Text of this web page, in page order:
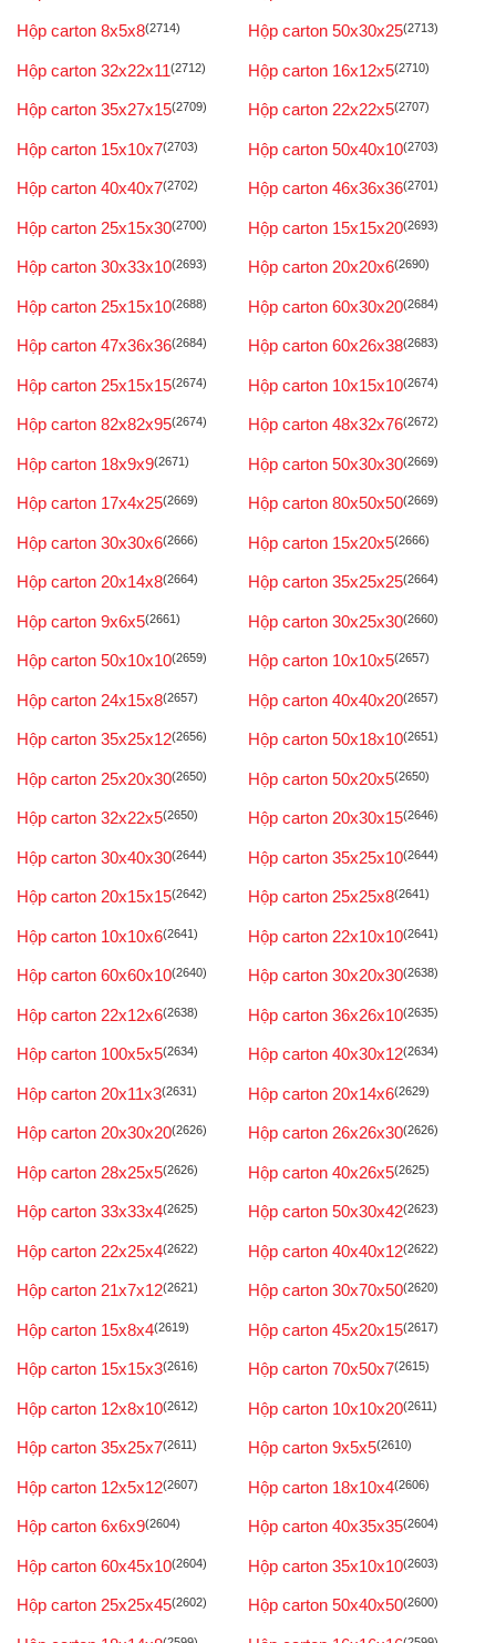
Hộp carton 8x5x8(2714) Hộp carton 50x30x25(2713)
Hộp carton 32x22x11(2712) Hộp carton 16x12x5(2710)
Hộp carton 35x27x15(2709) Hộp carton 22x22x5(2707)
Hộp carton 15x10x7(2703) Hộp carton 50x40x10(2703)
Hộp carton 40x40x7(2702) Hộp carton 46x36x36(2701)
Hộp carton 25x15x30(2700) Hộp carton 15x15x20(2693)
Hộp carton 30x33x10(2693) Hộp carton 20x20x6(2690)
Hộp carton 25x15x10(2688) Hộp carton 60x30x20(2684)
Hộp carton 47x36x36(2684) Hộp carton 60x26x38(2683)
Hộp carton 25x15x15(2674) Hộp carton 10x15x10(2674)
Hộp carton 82x82x95(2674) Hộp carton 48x32x76(2672)
Hộp carton 18x9x9(2671) Hộp carton 50x30x30(2669)
Hộp carton 17x4x25(2669) Hộp carton 80x50x50(2669)
Hộp carton 30x30x6(2666) Hộp carton 15x20x5(2666)
Hộp carton 20x14x8(2664) Hộp carton 35x25x25(2664)
Hộp carton 9x6x5(2661) Hộp carton 30x25x30(2660)
Hộp carton 50x10x10(2659) Hộp carton 10x10x5(2657)
Hộp carton 24x15x8(2657) Hộp carton 40x40x20(2657)
Hộp carton 35x25x12(2656) Hộp carton 50x18x10(2651)
Hộp carton 25x20x30(2650) Hộp carton 50x20x5(2650)
Hộp carton 32x22x5(2650) Hộp carton 20x30x15(2646)
Hộp carton 30x40x30(2644) Hộp carton 35x25x10(2644)
Hộp carton 20x15x15(2642) Hộp carton 25x25x8(2641)
Hộp carton 10x10x6(2641) Hộp carton 22x10x10(2641)
Hộp carton 60x60x10(2640) Hộp carton 30x20x30(2638)
Hộp carton 22x12x6(2638) Hộp carton 36x26x10(2635)
Hộp carton 100x5x5(2634) Hộp carton 40x30x12(2634)
Hộp carton 20x11x3(2631) Hộp carton 20x14x6(2629)
Hộp carton 20x30x20(2626) Hộp carton 26x26x30(2626)
Hộp carton 28x25x5(2626) Hộp carton 40x26x5(2625)
Hộp carton 33x33x4(2625) Hộp carton 50x30x42(2623)
Hộp carton 22x25x4(2622) Hộp carton 40x40x12(2622)
Hộp carton 21x7x12(2621) Hộp carton 30x70x50(2620)
Hộp carton 15x8x4(2619) Hộp carton 45x20x15(2617)
Hộp carton 15x15x3(2616) Hộp carton 70x50x7(2615)
Hộp carton 12x8x10(2612) Hộp carton 10x10x20(2611)
Hộp carton 35x25x7(2611) Hộp carton 9x5x5(2610)
Hộp carton 12x5x12(2607) Hộp carton 18x10x4(2606)
Hộp carton 6x6x9(2604) Hộp carton 40x35x35(2604)
Hộp carton 60x45x10(2604) Hộp carton 35x10x10(2603)
Hộp carton 25x25x45(2602) Hộp carton 50x40x50(2600)